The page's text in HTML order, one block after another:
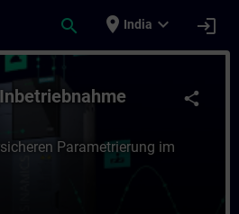
search place India expand_more login
G220
share
Parametrierung im